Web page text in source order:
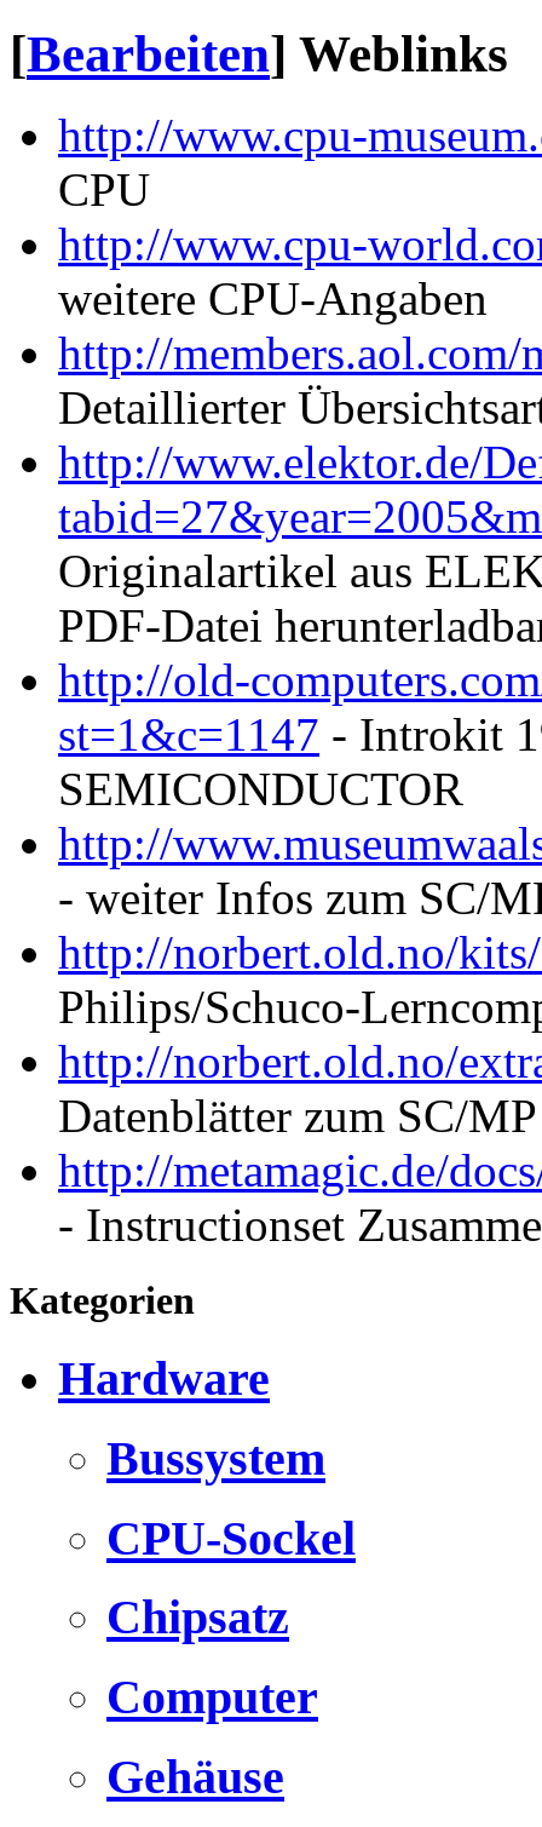
[Bearbeiten] Weblinks
http://www.cpu-
CPU
http://www.cpu-
weitere CPU-Angaben
http://members.aol.com/
Detaillierter
http://www.elektor.de/
Originalartikel aus
PDF-Datei
http://old-
st=1&c=1147 - Introkit
SEMICONDUCTOR
http://
- weiter Infos zum SC/
http://norbert.old.no/
Philips/Schuco-
http://norbert.old.no/
Datenblätter zum SC/
http://metamagic.de/
- Instructionset
Kategorien
Hardware
Bussystem
CPU-Sockel
Chipsatz
Computer
Gehäuse